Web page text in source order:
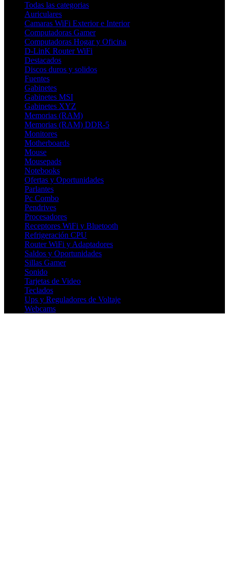
Todas las categorias
Auriculares
Camaras WiFi Exterior e Interior
Computadoras Gamer
Computadoras Hogar y Oficina
D-LinK Router WiFi
Destacados
Discos duros y solidos
Fuentes
Gabinetes
Gabinetes MSI
Gabinetes XYZ
Memorias (RAM)
Memorias (RAM) DDR-5
Monitores
Motherboards
Mouse
Mousepads
Notebooks
Ofertas y Oportunidades
Parlantes
Pc Combo
Pendrives
Procesadores
Receptores WiFi y Bluetooth
Refrigeración CPU
Router WiFi y Adaptadores
Saldos y Oportunidades
Sillas Gamer
Sonido
Tarjetas de Video
Teclados
Ups y Reguladores de Voltaje
Webcams